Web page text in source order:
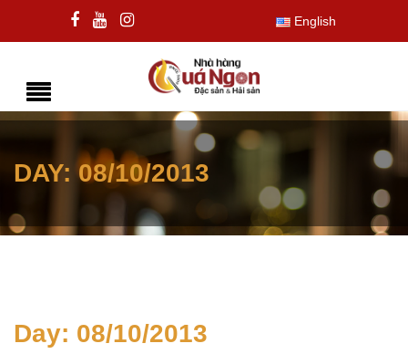
English
DAY:08/10/2013
Day: 08/10/2013